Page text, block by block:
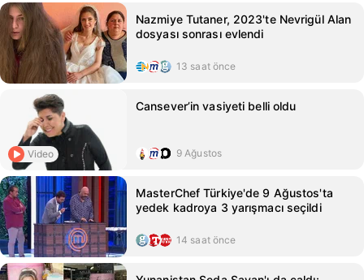
Nazmiye Tutaner, 2023'te Nevrigül Alan
dosyası sonrası evlendi
13 saat önce
Video
Cansever’in vasiyeti belli oldu
9 Ağustos
MasterChef Türkiye'de 9 Ağustos'ta
yedek kadroya 3 yarışmacı seçildi
14 saat önce